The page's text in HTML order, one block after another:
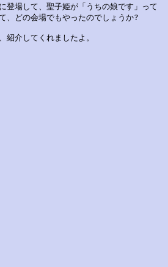
登場して、聖子姫が「うちの娘です」って
、どの会場でもやったのでしょうか?